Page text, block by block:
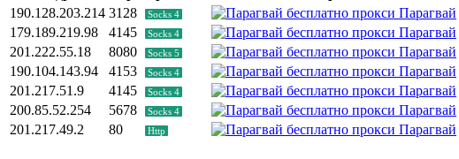
190.128.203.214 3128 Socks 4 Парагвай
179.189.219.98
4145 Socks 4 Парагвай
201.222.55.18
8080 Socks 5 Парагвай
190.104.143.94
4153 Socks 4 Парагвай
201.217.51.9
4145 Socks 4 Парагвай
200.85.52.254
5678 Socks 4 Парагвай
201.217.49.2
80 Http Парагвай